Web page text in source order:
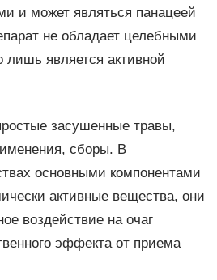
и может являться панацеей
не обладает целебными
лишь является активной
засушенные травы,
сборы. В
основными компонентами
активные вещества, они
воздействие на очаг
эффекта от приема